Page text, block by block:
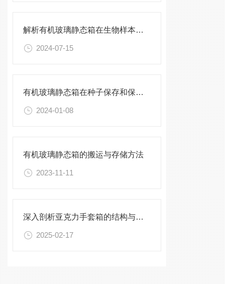
解析有机玻璃静态箱在生物样本保存中的优势
2024-07-15
有机玻璃静态箱在种子保存和保护中的作用分析
2024-01-08
有机玻璃静态箱的搬运与存储方法
2023-11-11
深入剖析亚克力手套箱的结构与工作原理
2025-02-17